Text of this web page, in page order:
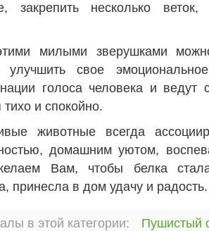
закрепить несколько
милыми зверушками
улучшить свое
голоса человека и ведут
и спокойно.
животные всегда
домашним уютом,
Вам, чтобы белка
принесла в дом удачу и радость.
в этой категории:
Пушистый